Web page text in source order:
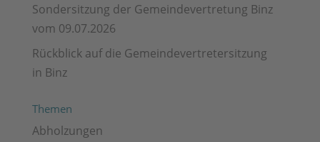
Sondersitzung der Gemeindevertretung Binz
vom 09.07.2026
Rückblick auf die Gemeindevertretersitzung
in Binz
Themen
Abholzungen